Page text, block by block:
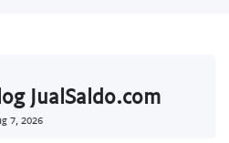
JualSaldo.com
7, 2026